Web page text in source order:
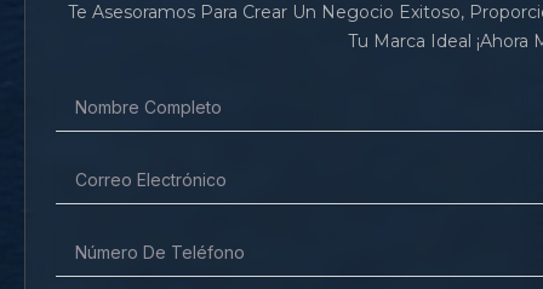
Te Asesoramos Para Crear Un Negocio Exitoso,
Tu Marca Ideal ¡Ahora